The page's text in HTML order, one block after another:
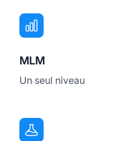
MLM
Un seul niveau